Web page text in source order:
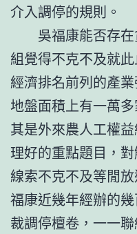
介入調停的規則。
吳福康能否存在
組覺得不克不及就
經濟排名前列的產
地盤面積上有一萬
其是外來農人工權
理好的重點題目，
線索不克不及等閒
福康近幾年經辦的
裁調停檀卷，一一